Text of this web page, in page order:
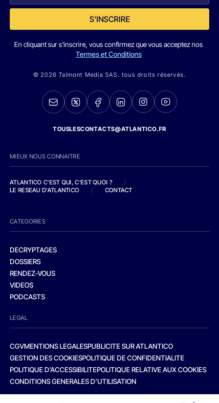
S'INSCRIRE
En cliquant sur s'inscrire, vous confirmez que vous acceptez nos
Termes et Conditions
© 2026 Talmont Media SAS. tous droits réservés.
TOUSLESCONTACTS@ATLANTICO.FR
MIEUX NOUS CONNAITRE
ATLANTICO C'EST QUI, C'EST QUOI ?
/
LE RESEAU D'ATLANTICO
/ CONTACT
CATEGORIES
DECRYPTAGES
DOSSIERS
RENDEZ-VOUS
VIDEOS
PODCASTS
LEGAL
CGVMENTIONS LEGALESPUBLICITE SUR ATLANTICO
GESTION DES COOKIESPOLITIQUE DE CONFIDENTIALITE
POLITIQUE D’ACCESSIBILITEPOLITIQUE RELATIVE AUX COOKIES
CONDITIONS GENERALES D’UTILISATION